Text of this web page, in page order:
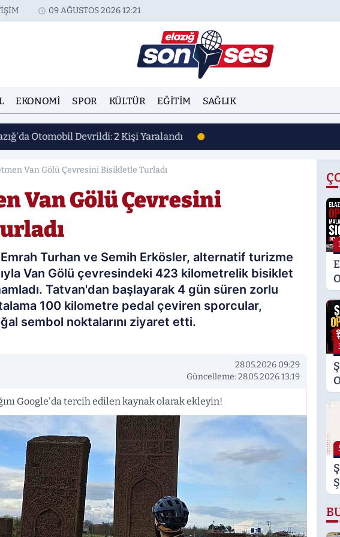
09 AĞUSTOS 2026 12:21
EKONOMI SPOR KÜLTÜR EĞITIM SAĞLIK
Otomobil Devrildi: 2 Kişi Yaralandı
Van Gölü Çevresini Bisikletle Turladı
Van Gölü Çevresini
Emrah Turhan ve Semih Erkösler, alternatif turizme
Van Gölü çevresindeki 423 kilometrelik bisiklet
Tatvan'dan başlayarak 4 gün süren zorlu
100 kilometre pedal çeviren sporcular,
sembol noktalarını ziyaret etti.
28.05.2026 09:29
Güncelleme: 28.05.2026 13:19
Google'da tercih edilen kaynak olarak ekleyin!